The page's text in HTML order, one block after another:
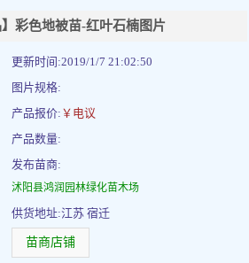
】彩色地被苗-红叶石楠图片
更新时间:2019/1/7 21:02:50
图片规格:
产品报价: ￥电议
产品数量:
发布苗商:
沭阳县鸿润园林绿化苗木场
供货地址:江苏 宿迁
苗商店铺